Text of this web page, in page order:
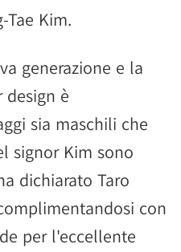
Kim.
generazione e la
design è
sia maschili che
signor Kim sono
dichiarato Taro
con
per l'eccellente